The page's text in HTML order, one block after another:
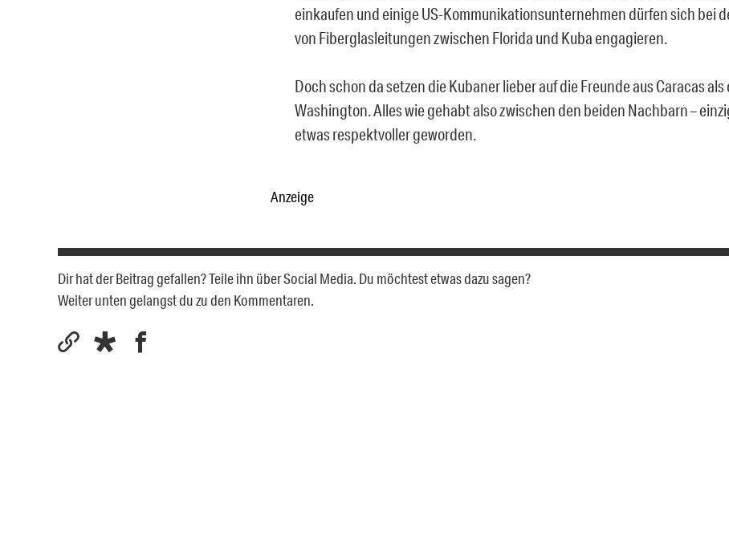
einkaufen und einige US-Kommunikationsunternehmen dürfen sich bei
von Fiberglasleitungen zwischen Florida und Kuba engagieren.
Doch schon da setzen die Kubaner lieber auf die Freunde aus Caracas als
Washington. Alles wie gehabt also zwischen den beiden Nachbarn –
etwas respektvoller geworden.
Anzeige
Dir hat der Beitrag gefallen? Teile ihn über Social Media. Du möchtest etwas dazu sagen?
Weiter unten gelangst du zu den Kommentaren.